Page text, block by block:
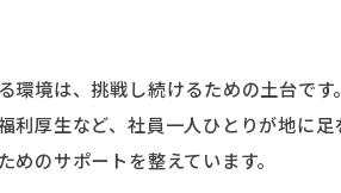
境は、挑戦し続けるための土台です。
利厚生など、社員一人ひとりが地に足
のサポートを整えています。